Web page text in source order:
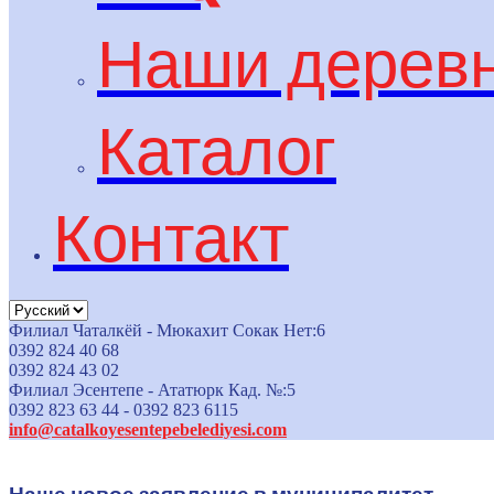
Наши
Каталог
Контакт
Филиал Чаталкёй - Мюкахит Сокак Нет:6
0392 824 40 68
0392 824 43 02
Филиал Эсентепе - Ататюрк Кад. №:5
0392 823 63 44 - 0392 823 6115
info@catalkoyesentepebelediyesi.com